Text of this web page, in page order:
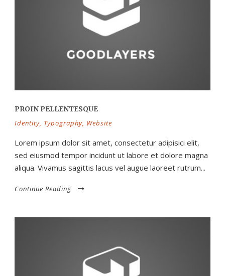
PROIN PELLENTESQUE
Identity, Typography, Website
Lorem ipsum dolor sit amet, consectetur adipisici elit,
sed eiusmod tempor incidunt ut labore et dolore magna
aliqua. Vivamus sagittis lacus vel augue laoreet rutrum...
Continue Reading